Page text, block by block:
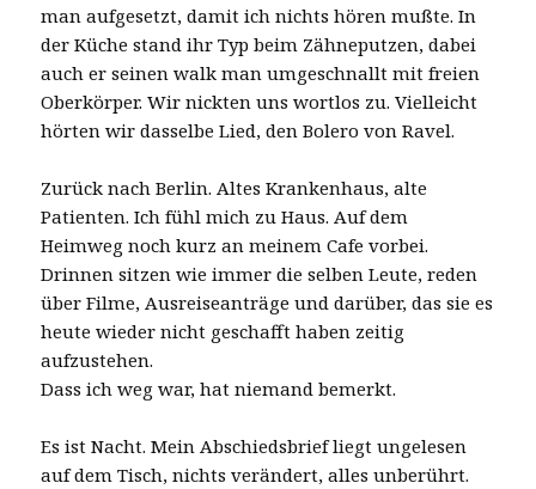
man aufgesetzt, damit ich nichts hören mußte. In
der Küche stand ihr Typ beim Zähneputzen, dabei
auch er seinen walk man umgeschnallt mit freien
Oberkörper. Wir nickten uns wortlos zu. Vielleicht
hörten wir dasselbe Lied, den Bolero von Ravel.
Zurück nach Berlin. Altes Krankenhaus, alte
Patienten. Ich fühl mich zu Haus. Auf dem
Heimweg noch kurz an meinem Cafe vorbei.
Drinnen sitzen wie immer die selben Leute, reden
über Filme, Ausreiseanträge und darüber, das sie es
heute wieder nicht geschafft haben zeitig
aufzustehen.
Dass ich weg war, hat niemand bemerkt.
Es ist Nacht. Mein Abschiedsbrief liegt ungelesen
auf dem Tisch, nichts verändert, alles unberührt.